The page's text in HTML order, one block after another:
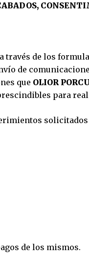
través de los
de
que OLIOR
para
solicitados
de los mismos.